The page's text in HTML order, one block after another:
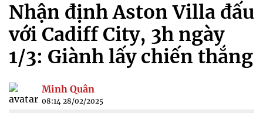
Nhận định Aston Villa đấu
với Cadiff City, 3h ngày
1/3: Giành lấy chiến thắng
Minh Quân
08:14 28/02/2025